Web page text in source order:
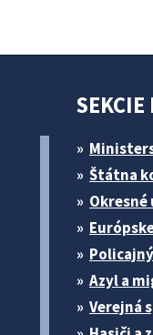
SEKCIE
Štátna
Azyl a
Verejná